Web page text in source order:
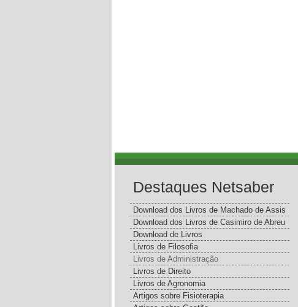
Destaques Netsaber
Download dos Livros de Machado de Assis
Download dos Livros de Casimiro de Abreu
Download de Livros
Livros de Filosofia
Livros de Administração
Livros de Direito
Livros de Agronomia
Artigos sobre Fisioterapia